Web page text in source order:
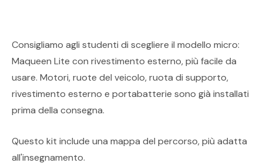
Consigliamo agli studenti di scegliere il modello micro:
Maqueen Lite con rivestimento esterno, più facile da
usare. Motori, ruote del veicolo, ruota di supporto,
rivestimento esterno e portabatterie sono già installati
prima della consegna.
Questo kit include una mappa del percorso, più adatta
all'insegnamento.